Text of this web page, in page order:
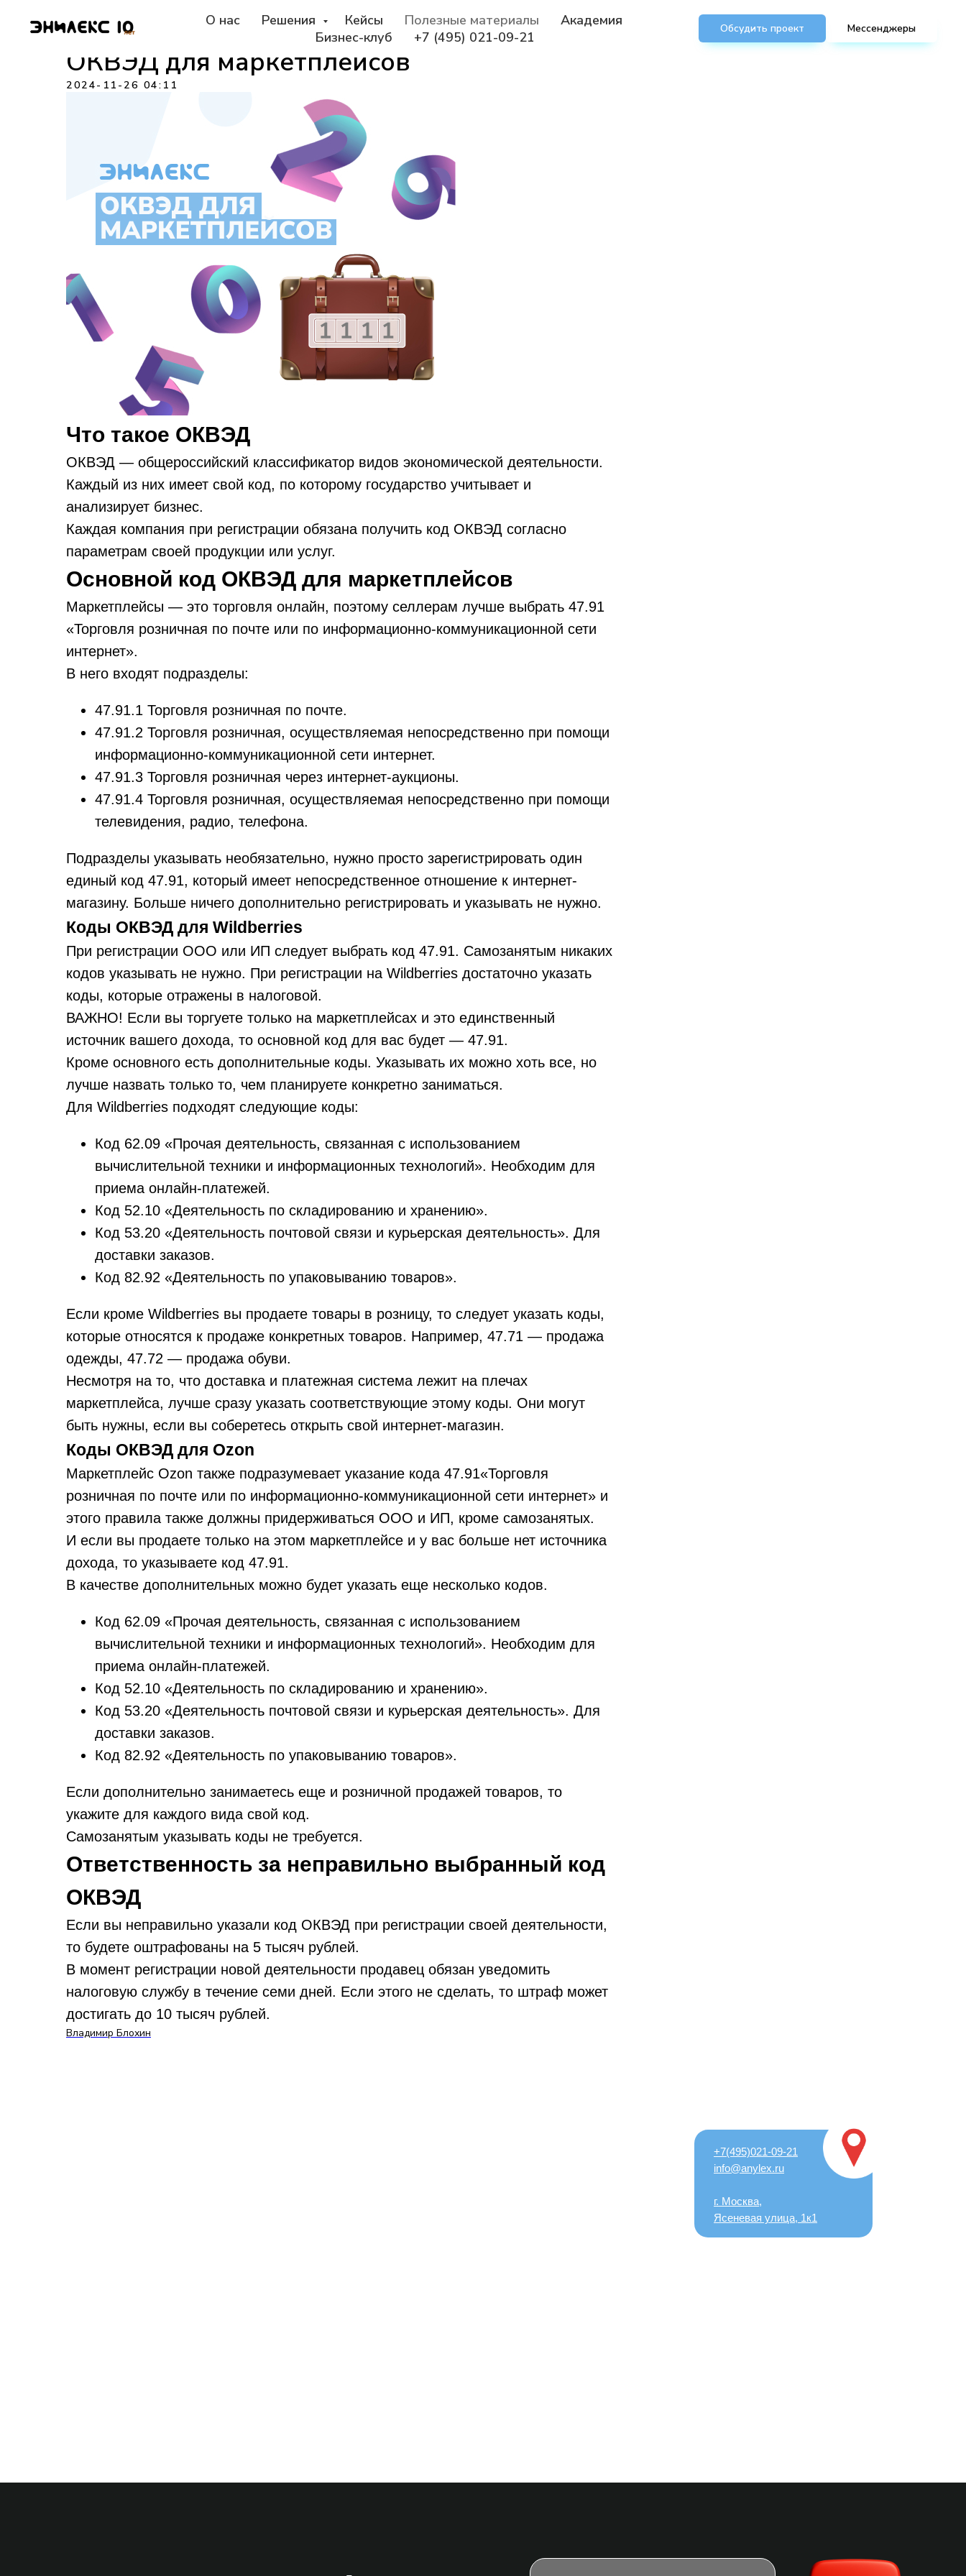
О нас Решения Кейсы Полезные материалы
Академия
Бизнес-клуб
+7 (495) 021-09-21
Обсудить проект Мессенджеры
ОКВЭД для маркетплейсов
2024-11-26 04:11
Что такое ОКВЭД
ОКВЭД — общероссийский классификатор видов экономической деятельности.
Каждый из них имеет свой код, по которому государство учитывает и
анализирует бизнес.
Каждая компания при регистрации обязана получить код ОКВЭД согласно
параметрам своей продукции или услуг.
Основной код ОКВЭД для маркетплейсов
Маркетплейсы — это торговля онлайн, поэтому селлерам лучше выбрать 47.91
«Торговля розничная по почте или по информационно-коммуникационной сети
интернет».
В него входят подразделы:
47.91.1 Торговля розничная по почте.
47.91.2 Торговля розничная, осуществляемая непосредственно при помощи
информационно-коммуникационной сети интернет.
47.91.3 Торговля розничная через интернет-аукционы.
47.91.4 Торговля розничная, осуществляемая непосредственно при помощи
телевидения, радио, телефона.
Подразделы указывать необязательно, нужно просто зарегистрировать один
единый код 47.91, который имеет непосредственное отношение к интернет-
магазину. Больше ничего дополнительно регистрировать и указывать не нужно.
Коды ОКВЭД для Wildberries
При регистрации ООО или ИП следует выбрать код 47.91. Самозанятым никаких
кодов указывать не нужно. При регистрации на Wildberries достаточно указать
коды, которые отражены в налоговой.
ВАЖНО! Если вы торгуете только на маркетплейсах и это единственный
источник вашего дохода, то основной код для вас будет — 47.91.
Кроме основного есть дополнительные коды. Указывать их можно хоть все, но
лучше назвать только то, чем планируете конкретно заниматься.
Для Wildberries подходят следующие коды:
Код 62.09 «Прочая деятельность, связанная с использованием
вычислительной техники и информационных технологий». Необходим для
приема онлайн-платежей.
Код 52.10 «Деятельность по складированию и хранению».
Код 53.20 «Деятельность почтовой связи и курьерская деятельность». Для
доставки заказов.
Код 82.92 «Деятельность по упаковыванию товаров».
Если кроме Wildberries вы продаете товары в розницу, то следует указать коды,
которые относятся к продаже конкретных товаров. Например, 47.71 — продажа
одежды, 47.72 — продажа обуви.
Несмотря на то, что доставка и платежная система лежит на плечах
маркетплейса, лучше сразу указать соответствующие этому коды. Они могут
быть нужны, если вы соберетесь открыть свой интернет-магазин.
Коды ОКВЭД для Ozon
Маркетплейс Ozon также подразумевает указание кода 47.91«Торговля
розничная по почте или по информационно-коммуникационной сети интернет» и
этого правила также должны придерживаться ООО и ИП, кроме самозанятых.
И если вы продаете только на этом маркетплейсе и у вас больше нет источника
дохода, то указываете код 47.91.
В качестве дополнительных можно будет указать еще несколько кодов.
Код 62.09 «Прочая деятельность, связанная с использованием
вычислительной техники и информационных технологий». Необходим для
приема онлайн-платежей.
Код 52.10 «Деятельность по складированию и хранению».
Код 53.20 «Деятельность почтовой связи и курьерская деятельность». Для
доставки заказов.
Код 82.92 «Деятельность по упаковыванию товаров».
Если дополнительно занимаетесь еще и розничной продажей товаров, то
укажите для каждого вида свой код.
Самозанятым указывать коды не требуется.
Ответственность за неправильно выбранный код
ОКВЭД
Если вы неправильно указали код ОКВЭД при регистрации своей деятельности,
то будете оштрафованы на 5 тысяч рублей.
В момент регистрации новой деятельности продавец обязан уведомить
налоговую службу в течение семи дней. Если этого не сделать, то штраф может
достигать до 10 тысяч рублей.
Владимир Блохин
+7(495)021-09-21
info@anylex.ru
г. Москва,
Ясеневая улица, 1к1